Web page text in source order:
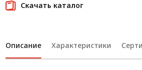
Скачать каталог
Описание Характеристики